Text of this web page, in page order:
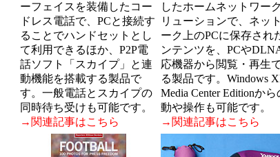
ーフェイスを装備したコー
ドレス電話で、PCと接続す
ることでハンドセットとし
て利用できるほか、P2P電
話ソフト「スカイプ」と連
動機能を搭載する製品で
す。一般電話とスカイプの
同時待ち受けも可能です。
→関連記事はこちら
したホームネットワー
リューションで、ネッ
ーク上のPCに保存され
ンテンツを、PCや
応機器から閲覧・再生
る製品です。Windows
Media Center Editionから
動や操作も可能です。
→関連記事はこちら